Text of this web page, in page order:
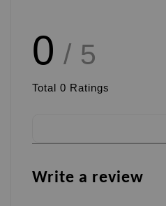
0 / 5
Total 0 Ratings
Write a review